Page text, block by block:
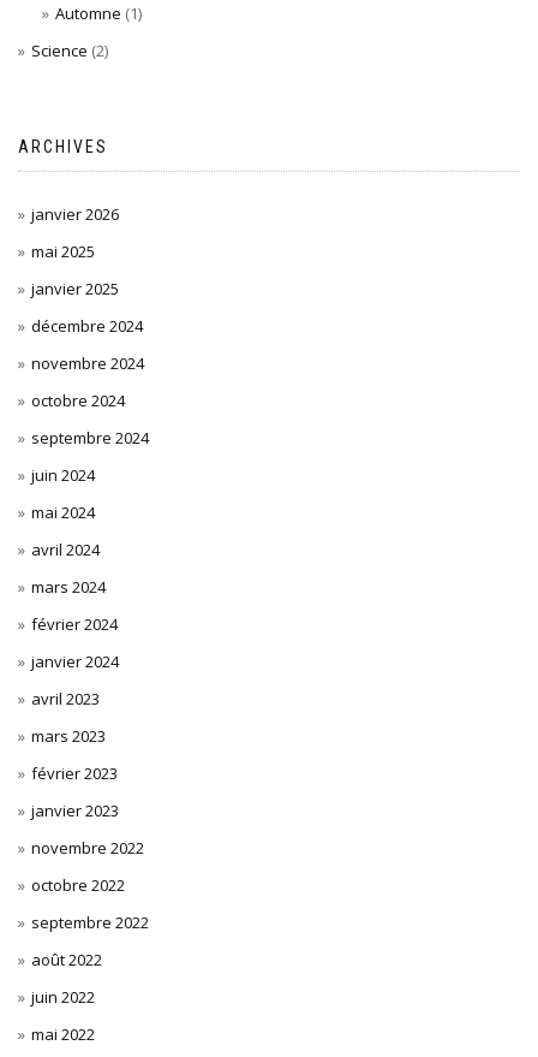
Automne (1)
Science (2)
ARCHIVES
janvier 2026
mai 2025
janvier 2025
décembre 2024
novembre 2024
octobre 2024
septembre 2024
juin 2024
mai 2024
avril 2024
mars 2024
février 2024
janvier 2024
avril 2023
mars 2023
février 2023
janvier 2023
novembre 2022
octobre 2022
septembre 2022
août 2022
juin 2022
mai 2022